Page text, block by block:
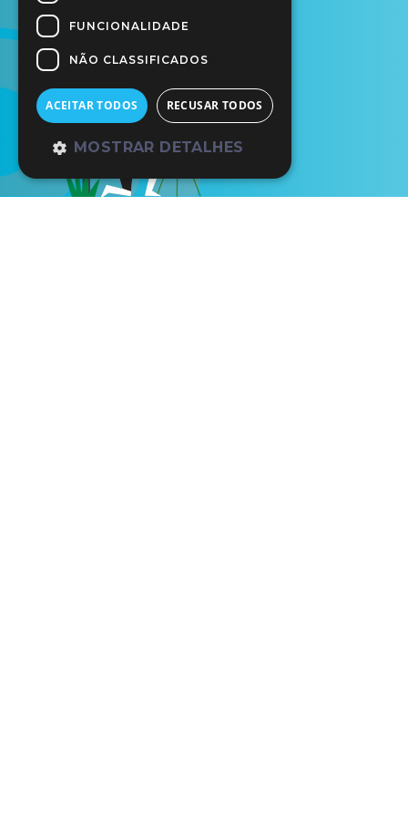
FUNCIONALIDADE
NÃO CLASSIFICADOS
ACEITAR TODOS RECUSAR TODOS
MOSTRAR DETALHES